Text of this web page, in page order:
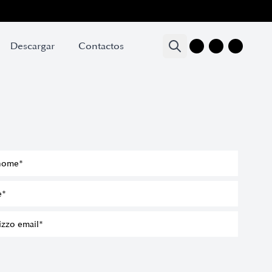
Descargar Contactos
Descargar Contactos